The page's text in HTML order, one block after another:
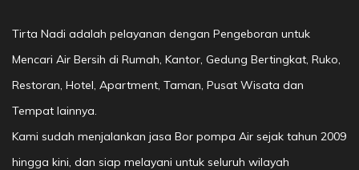
Tirta Nadi adalah pelayanan dengan Pengeboran untuk
Mencari Air Bersih di Rumah, Kantor, Gedung Bertingkat, Ruko,
Restoran, Hotel, Apartment, Taman, Pusat Wisata dan
Tempat lainnya.
Kami sudah menjalankan jasa Bor pompa Air sejak tahun 2009
hingga kini, dan siap melayani untuk seluruh wilayah